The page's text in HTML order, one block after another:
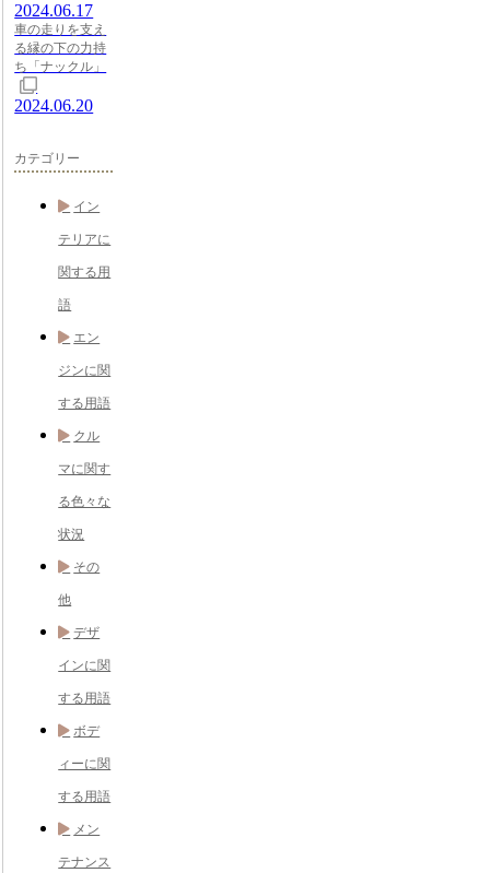
2024.06.17
車の走りを支え
る縁の下の力持
ち「ナックル」
2024.06.20
カテゴリー
イン
テリアに
関する用
語
エン
ジンに関
する用語
クル
マに関す
る色々な
状況
その
他
デザ
インに関
する用語
ボデ
ィーに関
する用語
メン
テナンス